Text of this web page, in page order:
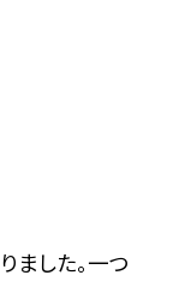
ました。一つ